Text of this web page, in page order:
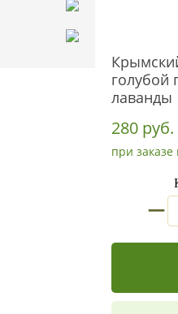
голубой
лаванды
280 руб.
при заказе